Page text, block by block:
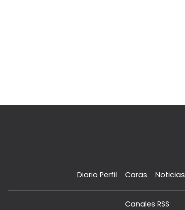
Diario Perfil Caras Noticias
Canales RSS